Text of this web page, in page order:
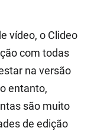
vídeo, o Clideo
com todas
na versão
entanto,
são muito
de edição